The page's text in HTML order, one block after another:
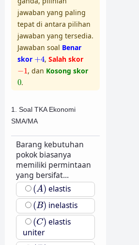
jawaban yang paling
tepat di antara pilihan
jawaban yang tersedia.
Jawaban soal Benar
skor +4
+ 4, Salah skor
−1
1 , dan Kosong skor
0
0.
1. Soal TKA Ekonomi
SMA/MA
Barang kebutuhan
pokok biasanya
memiliki permintaan
yang bersifat...
(A)
(A) elastis
(B)
(B) inelastis
(C)
(C) elastis
uniter